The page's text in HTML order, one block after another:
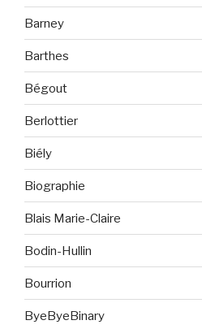
Barney
Barthes
Bégout
Berlottier
Biély
Biographie
Blais Marie-Claire
Bodin-Hullin
Bourrion
ByeByeBinary